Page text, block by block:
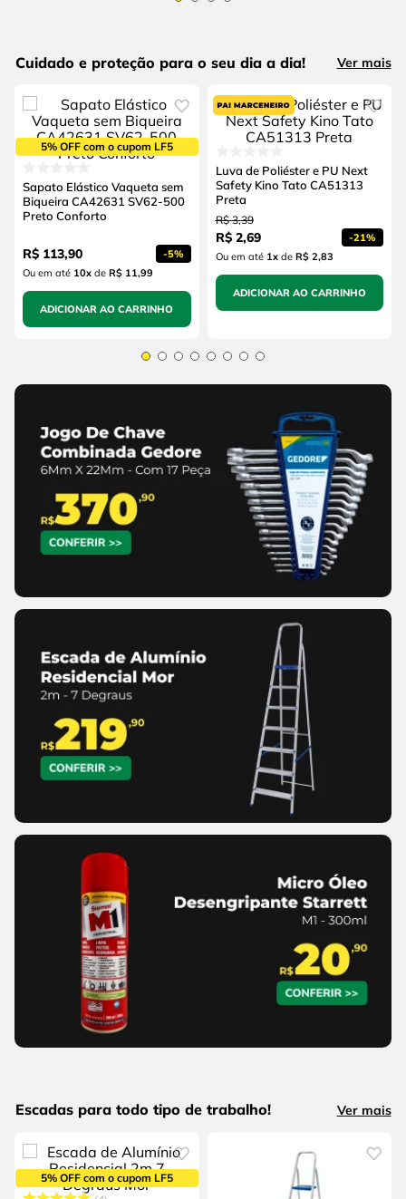
Cuidado e proteção para o seu dia a dia! Ver mais
5% OFF com o cupom LF5
Sapato Elástico Vaqueta sem
Biqueira CA42631 SV62-500
Preto Conforto
R$ 113,90 -5%
Ou em até 10x de R$ 11,99
ADICIONAR AO CARRINHO
Luva de Poliéster e PU Next
Safety Kino Tato CA51313
Preta
R$ 3,39
R$ 2,69 -21%
Ou em até 1xde R$ 2,83
ADICIONAR AO CARRINHO
Escadas para todo tipo de trabalho! Ver mais
5% OFF com o cupom LF5